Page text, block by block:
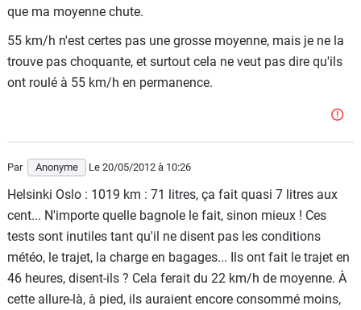
que ma moyenne chute.
55 km/h n'est certes pas une grosse moyenne, mais je ne la
trouve pas choquante, et surtout cela ne veut pas dire qu'ils
ont roulé à 55 km/h en permanence.
Par Anonyme Le 20/05/2012 à 10:26
Helsinki Oslo : 1019 km : 71 litres, ça fait quasi 7 litres aux
cent... N'importe quelle bagnole le fait, sinon mieux ! Ces
tests sont inutiles tant qu'il ne disent pas les conditions
météo, le trajet, la charge en bagages... Ils ont fait le trajet en
46 heures, disent-ils ? Cela ferait du 22 km/h de moyenne. À
cette allure-là, à pied, ils auraient encore consommé moins,